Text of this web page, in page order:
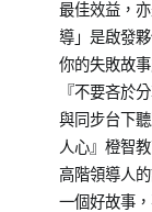
最佳效益，
導」是啟發
你的失敗故
『不要吝於
與同步台下
人心』橙智
高階領導人
一個好故事